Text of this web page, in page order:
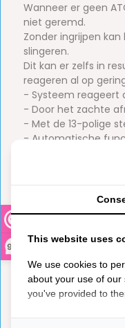
9,3
Wanneer er geen
niet geremd.
Zonder ingrijpen
slingeren.
Dit kan er zelfs in
reageren al op
- Systeem reageert
- Door het zachte
- Met de 13-polige
- Automatische
- Gemakkelijk
- Ideale aanvulling
Leeg gewicht
Reviews
0from
This website uses
We use cookies to
about your use of our
you've provided to